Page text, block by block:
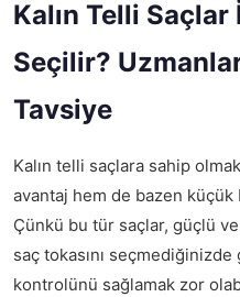
Kalın Telli Saçlar
Seçilir?
Tavsiye
Kalın telli saçlara sahip
avantaj hem de bazen küçük
Çünkü bu tür saçlar, güçlü
saç tokasını seçmediğinizde
kontrolünü sağlamak zor